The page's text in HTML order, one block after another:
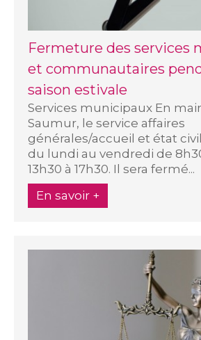
Fermeture des services
et communautaires
saison estivale
Services municipaux En
Saumur, le service affaires
générales/accueil et état
du lundi au vendredi de
13h30 à 17h30. Il sera fermé...
En savoir +